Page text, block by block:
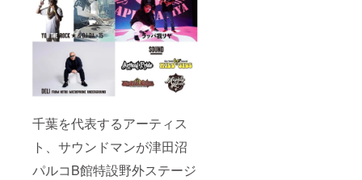
千葉を代表するアーティス
ト、サウンドマンが津田沼
パルコB館特設野外ステージ